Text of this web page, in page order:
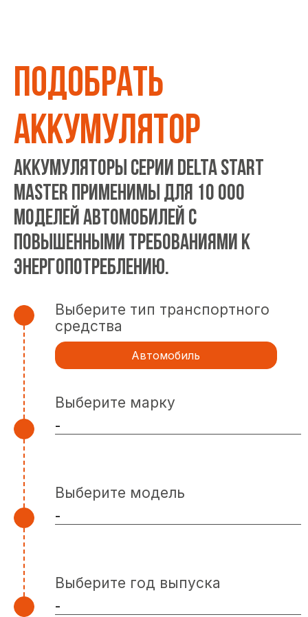
ПОДОБРАТЬ
АККУМУЛЯТОР
Аккумуляторы серии DELTA START
MASTER применимы для 10 000
моделей автомобилей с
повышенными требованиями к
энергопотреблению.
Выберите тип транспортного
средства
Автомобиль
Выберите марку
Выберите модель
Выберите год выпуска